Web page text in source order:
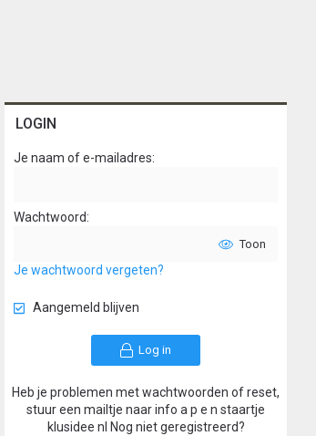
LOGIN
Je naam of e-mailadres
Wachtwoord
Toon
Je wachtwoord vergeten?
Aangemeld blijven
Log in
Heb je problemen met wachtwoorden of reset,
stuur een mailtje naar info a p e n staartje
klusidee nl Nog niet geregistreerd?